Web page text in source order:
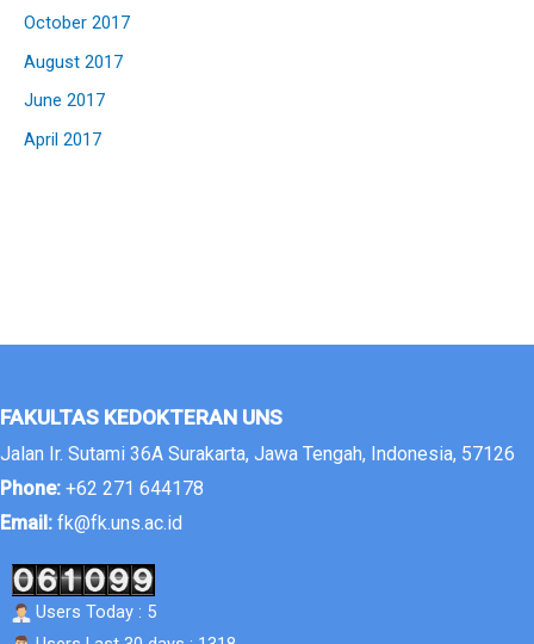
October 2017
August 2017
June 2017
April 2017
FAKULTAS KEDOKTERAN UNS
Jalan Ir. Sutami 36A Surakarta, Jawa Tengah, Indonesia, 57126
Phone: +62 271 644178
Email: fk@fk.uns.ac.id
Users Today : 5